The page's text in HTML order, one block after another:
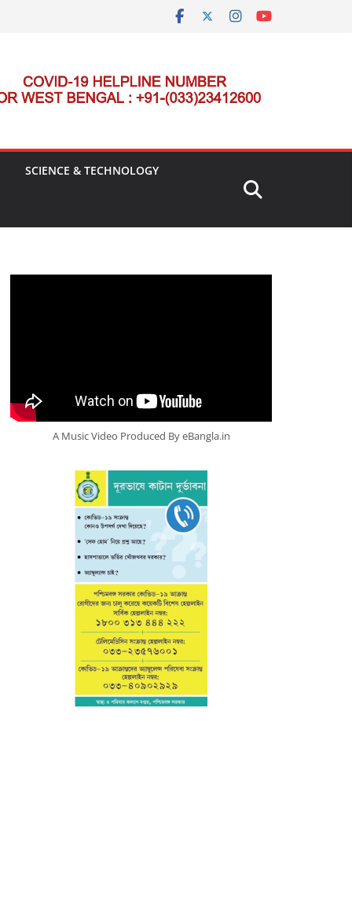
SCIENCE & TECHNOLOGY
A Music Video Produced By eBangla.in